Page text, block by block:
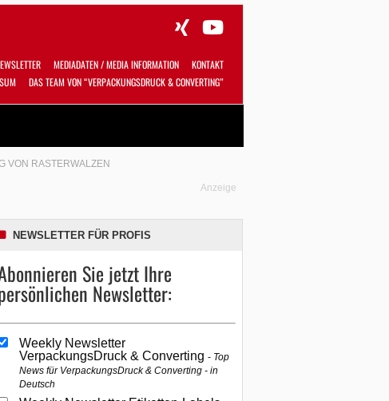
MEDIADATEN / MEDIA INFORMATION
KONTAKT
DAS TEAM VON “VERPACKUNGSDRUCK & CONVERTING”
VON RASTERWALZEN
Anzeige
NEWSLETTER FÜR PROFIS
Sie jetzt Ihre
Newsletter:
Weekly Newsletter
VerpackungsDruck & Converting Top
News für VerpackungsDruck & Converting - in
Deutsch